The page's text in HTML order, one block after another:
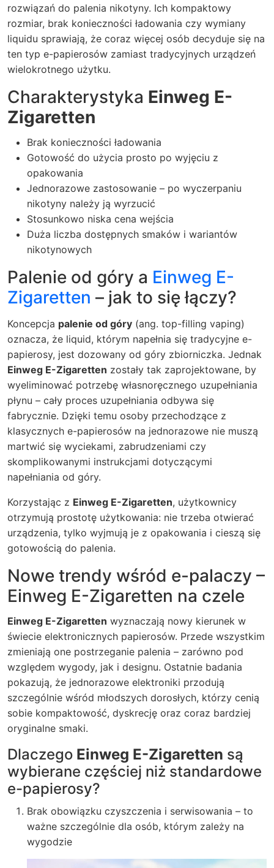
rozwiązań do palenia nikotyny. Ich kompaktowy
rozmiar, brak konieczności ładowania czy wymiany
liquidu sprawiają, że coraz więcej osób decyduje się na
ten typ e-papierosów zamiast tradycyjnych urządzeń
wielokrotnego użytku.
Charakterystyka Einweg E-
Zigaretten
Brak konieczności ładowania
Gotowość do użycia prosto po wyjęciu z
opakowania
Jednorazowe zastosowanie – po wyczerpaniu
nikotyny należy ją wyrzucić
Stosunkowo niska cena wejścia
Duża liczba dostępnych smaków i wariantów
nikotynowych
Palenie od góry a Einweg E-
Zigaretten – jak to się łączy?
Koncepcja palenie od góry (ang. top-filling vaping)
oznacza, że liquid, którym napełnia się tradycyjne e-
papierosy, jest dozowany od góry zbiorniczka. Jednak
Einweg E-Zigaretten zostały tak zaprojektowane, by
wyeliminować potrzebę własnoręcznego uzupełniania
płynu – cały proces uzupełniania odbywa się
fabrycznie. Dzięki temu osoby przechodzące z
klasycznych e-papierosów na jednorazowe nie muszą
martwić się wyciekami, zabrudzeniami czy
skomplikowanymi instrukcjami dotyczącymi
napełniania od góry.
Korzystając z Einweg E-Zigaretten, użytkownicy
otrzymują prostotę użytkowania: nie trzeba otwierać
urządzenia, tylko wyjmują je z opakowania i cieszą się
gotowością do palenia.
Nowe trendy wśród e-palaczy –
Einweg E-Zigaretten na czele
Einweg E-Zigaretten wyznaczają nowy kierunek w
świecie elektronicznych papierosów. Przede wszystkim
zmieniają one postrzeganie palenia – zarówno pod
względem wygody, jak i designu. Ostatnie badania
pokazują, że jednorazowe elektroniki przodują
szczególnie wśród młodszych dorosłych, którzy cenią
sobie kompaktowość, dyskrecję oraz coraz bardziej
oryginalne smaki.
Dlaczego Einweg E-Zigaretten są
wybierane częściej niż standardowe
e-papierosy?
Brak obowiązku czyszczenia i serwisowania – to
ważne szczególnie dla osób, którym zależy na
wygodzie